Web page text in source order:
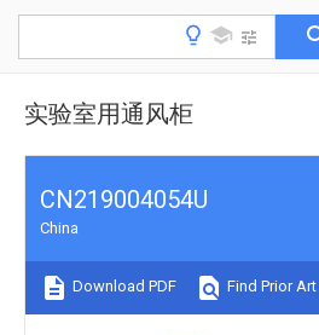
实验室用通风柜
CN219004054U
China
Download PDF Find Prior Art